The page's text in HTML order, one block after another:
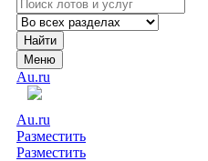
Найти
Меню
Au.ru
Au.ru
Разместить
Разместить